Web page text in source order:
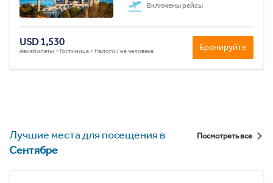
Включены рейсы
USD 1,530
Авиабилеты + Гостиница + Налоги / на человека Бронируйте
Лучшие места для посещения в
Сентябре
Посмотреть все